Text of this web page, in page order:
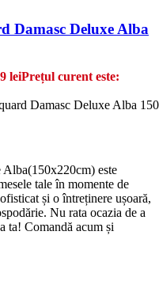
Damasc Deluxe Alba
leiPrețul curent este:
Damasc Deluxe Alba
Alba(150x220cm) este
tale în momente de
și o întreținere ușoară,
Nu rata ocazia de a
ta! Comandă acum și